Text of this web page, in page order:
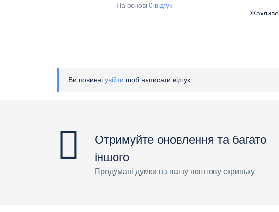
На основі0 відгук
Жахливо
Ви повинні увійти щоб написати відгук
Отримуйте оновлення та багато
іншого
Продумані думки на вашу поштову скриньку